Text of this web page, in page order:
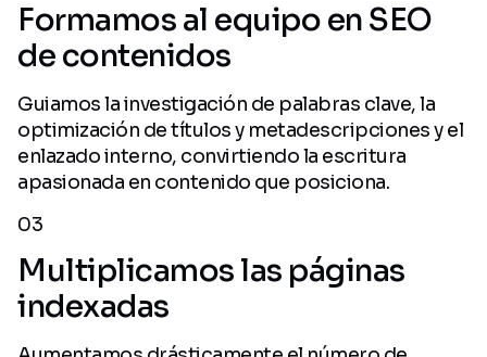
Formamos al equipo en SEO
de contenidos
Guiamos la investigación de palabras clave, la
optimización de títulos y metadescripciones y el
enlazado interno, convirtiendo la escritura
apasionada en contenido que posiciona.
03
Multiplicamos las páginas
indexadas